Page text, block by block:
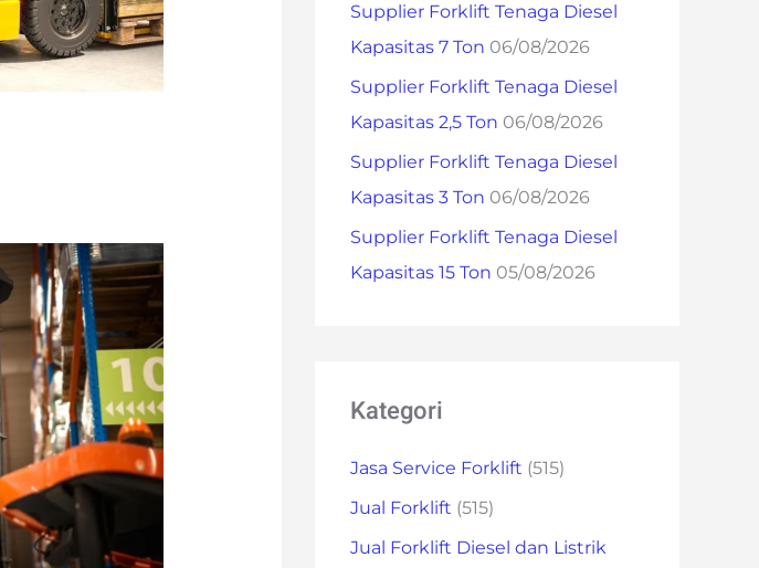
r
:
Supplier Forklift Tenaga Diesel
Kapasitas 7 Ton 06/08/2026
Supplier Forklift Tenaga Diesel
Kapasitas 2,5 Ton 06/08/2026
Supplier Forklift Tenaga Diesel
Kapasitas 3 Ton 06/08/2026
Supplier Forklift Tenaga Diesel
Kapasitas 15 Ton 05/08/2026
Kategori
Jasa Service Forklift (515)
Jual Forklift (515)
Jual Forklift Diesel dan Listrik